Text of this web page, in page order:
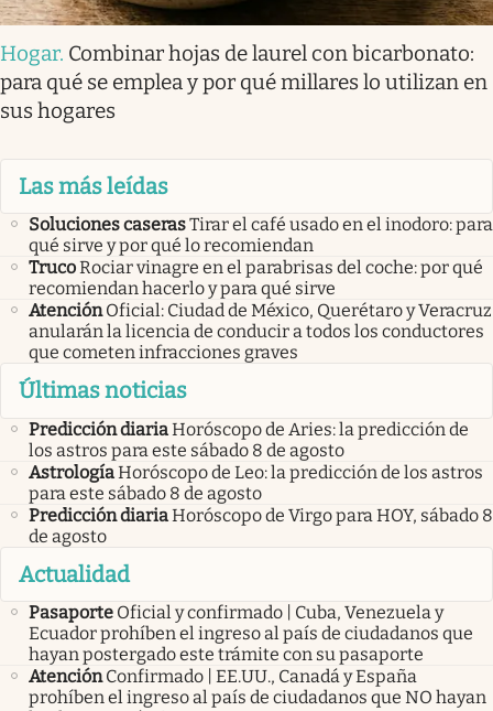
Hogar. Combinar hojas de laurel con bicarbonato:
para qué se emplea y por qué millares lo utilizan en
sus hogares
Las más leídas
Soluciones caserasTirar el café usado en el inodoro: para
qué sirve y por qué lo recomiendan
TrucoRociar vinagre en el parabrisas del coche: por qué
recomiendan hacerlo y para qué sirve
Atención Oficial: Ciudad de México, Querétaro y Veracruz
anularán la licencia de conducir a todos los conductores
que cometen infracciones graves
Últimas noticias
Predicción diariaHoróscopo de Aries: la predicción de
los astros para este sábado 8 de agosto
AstrologíaHoróscopo de Leo: la predicción de los astros
para este sábado 8 de agosto
Predicción diariaHoróscopo de Virgo para HOY, sábado 8
de agosto
Actualidad
Pasaporte Oficial y confirmado | Cuba, Venezuela y
Ecuador prohíben el ingreso al país de ciudadanos que
hayan postergado este trámite con su pasaporte
Atención Confirmado | EE.UU., Canadá y España
prohíben el ingreso al país de ciudadanos que NO hayan